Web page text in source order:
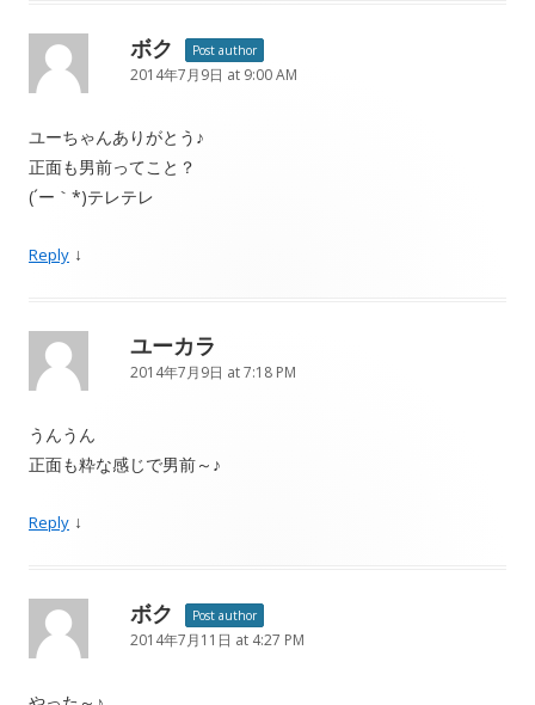
ボク Post author
2014年7月9日 at 9:00 AM
ユーちゃんありがとう♪
正面も男前ってこと？
(´ー｀*)テレテレ
Reply ↓
ユーカラ
2014年7月9日 at 7:18 PM
うんうん
正面も粋な感じで男前～♪
Reply ↓
ボク Post author
2014年7月11日 at 4:27 PM